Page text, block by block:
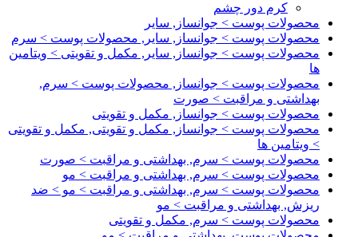
کرم دور چشم
محصولات پوست > جوانساز, سایر
محصولات پوست > جوانساز, سایر, محصولات پوست > سرم
محصولات پوست > جوانساز, سایر, مکمل و تقویتی > ویتامین
ها
محصولات پوست > جوانساز, محصولات پوست > سرم,
بهداشتی و مراقبت > صورت
محصولات پوست > جوانساز, مکمل و تقویتی
محصولات پوست > جوانساز, مکمل و تقویتی, مکمل و تقویتی
> ویتامین ها
محصولات پوست > سرم, بهداشتی و مراقبت > صورت
محصولات پوست > سرم, بهداشتی و مراقبت > مو
محصولات پوست > سرم, بهداشتی و مراقبت > مو > ضد
ریزش, بهداشتی و مراقبت > مو
محصولات پوست > سرم, مکمل و تقویتی